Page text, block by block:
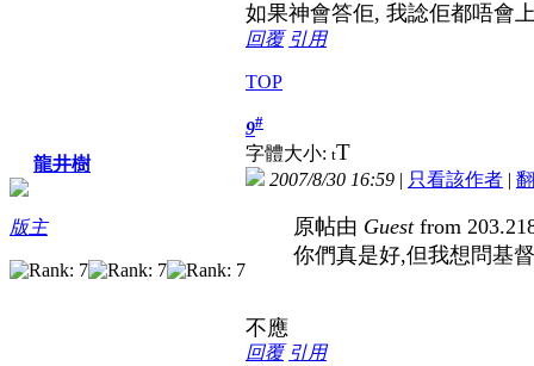
如果神會答佢, 我諗佢都唔會
回覆 引用
TOP
龍井樹
版主
9#
字體大小: tT
2007/8/30 16:59 | 只看該作者 |
原帖由 Guestfrom
你們真是好,但我想問基
不應
回覆 引用